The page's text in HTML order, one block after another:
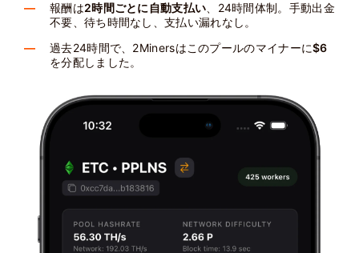
報酬は2時間ごとに自動支払い 、24時間体制。手動出金
不要、待ち時間なし、支払い漏れなし。
過去24時間で、2Minersはこのプールのマイナーに$6
を分配しました。